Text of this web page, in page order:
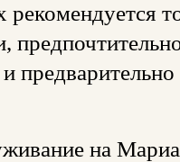
рекомендуется
на